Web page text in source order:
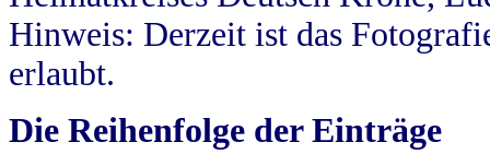
Hinweis: Derzeit ist das
erlaubt.
Die Reihenfolge der Einträge